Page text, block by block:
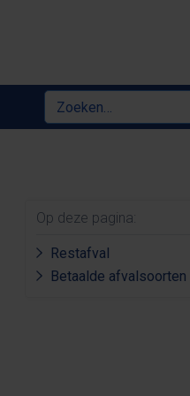
Zoeken
Op deze pagina:
Restafval
Betaalde afvalsoorten